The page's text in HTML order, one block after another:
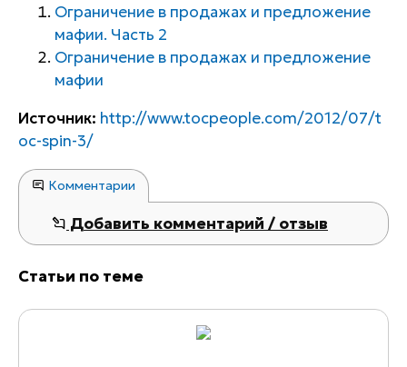
Ограничение в продажах и предложение
мафии. Часть 2
Ограничение в продажах и предложение
мафии
Источник: http://www.tocpeople.com/2012/07/t
oc-spin-3/
Комментарии
Добавить комментарий / отзыв
Статьи по теме